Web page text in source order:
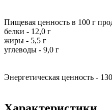
Пищевая ценность в 100 г
белки - 12,0 г
жиры - 5,5 г
углеводы - 9,0 г
Энергетическая ценность -